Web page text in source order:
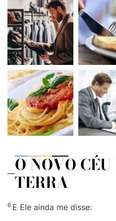
O NOVO
TERRA
6 E Ele ainda me disse: